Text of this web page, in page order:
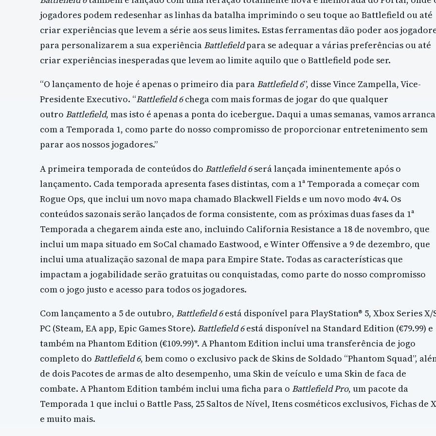
jogadores podem redesenhar as linhas da batalha imprimindo o seu toque ao Battlefield ou até
criar experiências que levem a série aos seus limites. Estas ferramentas dão poder aos
para personalizarem a sua experiênciaBattlefieldpara se adequar a várias preferências ou até
criar experiências inesperadas que levem ao limite aquilo que o Battlefield pode ser.
“O lançamento de hoje é apenas o primeiro dia paraBattlefield 6”, disse Vince Zampella, Vice-
Presidente Executivo. “Battlefield 6chega com mais formas de jogar do que qualquer
outro Battlefield, mas isto é apenas a ponta do icebergue. Daqui a umas semanas, vamos
com a Temporada 1, como parte do nosso compromisso de proporcionar entretenimento sem
parar aos nossos jogadores.”
A primeira temporada de conteúdos do Battlefield 6será lançada iminentemente após o
lançamento. Cada temporada apresenta fases distintas, com a 1ª Temporada a começar com
Rogue Ops, que inclui um novo mapa chamado Blackwell Fields e um novo modo 4v4. Os
conteúdos sazonais serão lançados de forma consistente, com as próximas duas fases da 1ª
Temporada a chegarem ainda este ano, incluindo California Resistance a 18 de novembro, que
inclui um mapa situado em SoCal chamado Eastwood, e Winter Offensive a 9 de dezembro, que
inclui uma atualização sazonal de mapa para Empire State. Todas as características que
impactam a jogabilidade serão gratuitas ou conquistadas, como parte do nosso compromisso
com o jogo justo e acesso para todos os jogadores.
Com lançamento a 5 de outubro, Battlefield 6está disponível para PlayStation® 5, Xbox Series X/
PC (Steam, EA app, Epic Games Store). Battlefield 6está disponível na Standard Edition (€79.99) e
também na Phantom Edition (€109.99)*. A Phantom Edition inclui uma transferência de jogo
completo do Battlefield 6, bem como o exclusivo pack de Skins de Soldado “Phantom Squad”,
de dois Pacotes de armas de alto desempenho, uma Skin de veículo e uma Skin de faca de
combate. A Phantom Edition também inclui uma ficha para o Battlefield Pro, um pacote da
Temporada 1 que inclui o Battle Pass, 25 Saltos de Nível, Itens cosméticos exclusivos, Fichas de
e muito mais.